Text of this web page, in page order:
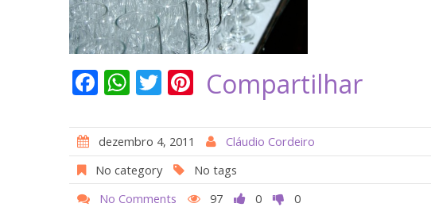
F
e
b
o
W
at
s
A
T
itt
er
Pi
er
e
st
Compartilhar
dezembro 4, 2011 Cláudio Cordeiro
No category
No tags
No Comments
97 0 0